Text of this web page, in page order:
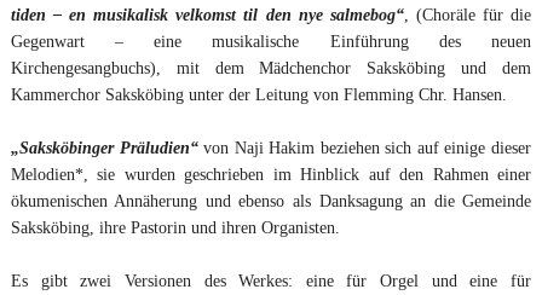
tiden – en musikalisk velkomst til den nye salmebog“, (Choräle für die
Gegenwart – eine musikalische Einführung des neuen
Kirchengesangbuchs), mit dem Mädchenchor Saksköbing und dem
Kammerchor Saksköbing unter der Leitung von Flemming Chr. Hansen.
„Saksköbinger Präludien“von Naji Hakim beziehen sich auf einige dieser
Melodien*, sie wurden geschrieben im Hinblick auf den Rahmen einer
ökumenischen Annäherung und ebenso als Danksagung an die Gemeinde
Saksköbing, ihre Pastorin und ihren Organisten.
Es gibt zwei Versionen des Werkes: eine für Orgel und eine für